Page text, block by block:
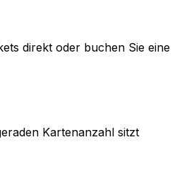
direkt oder buchen Sie eine
Kartenanzahl sitzt